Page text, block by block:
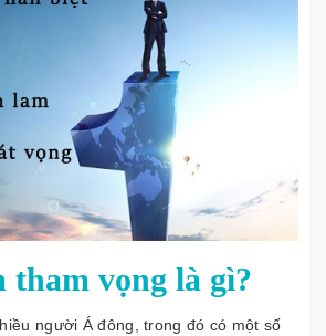
tham vọng là gì?
người Á đông, trong đó có một số